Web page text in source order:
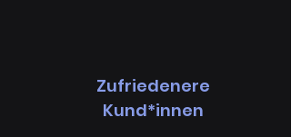
Zufriedenere
Kund*innen